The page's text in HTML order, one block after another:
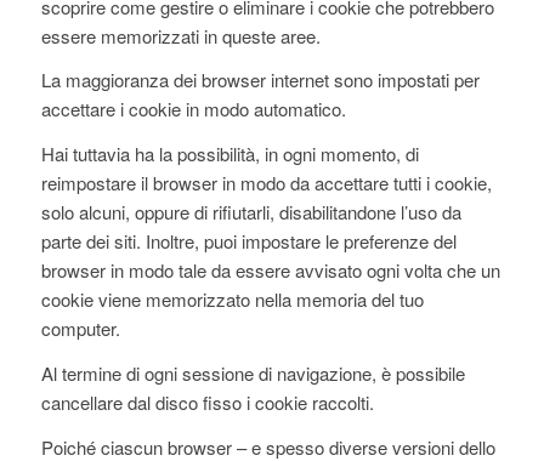
scoprire come gestire o eliminare i cookie che potrebbero
essere memorizzati in queste aree.
La maggioranza dei browser internet sono impostati per
accettare i cookie in modo automatico.
Hai tuttavia ha la possibilità, in ogni momento, di
reimpostare il browser in modo da accettare tutti i cookie,
solo alcuni, oppure di rifiutarli, disabilitandone l’uso da
parte dei siti. Inoltre, puoi impostare le preferenze del
browser in modo tale da essere avvisato ogni volta che un
cookie viene memorizzato nella memoria del tuo
computer.
Al termine di ogni sessione di navigazione, è possibile
cancellare dal disco fisso i cookie raccolti.
Poiché ciascun browser – e spesso diverse versioni dello